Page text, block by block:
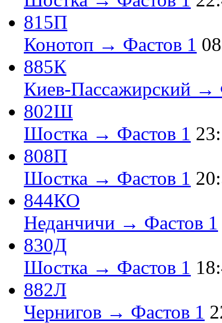
815П
Конотоп → Фастов 1
885К
Киев-Пассажирский →
802Ш
Шостка → Фастов 1
808П
Шостка → Фастов 1
844КО
Неданчичи → Фастов 1
830Д
Шостка → Фастов 1
882Л
Чернигов → Фастов 1